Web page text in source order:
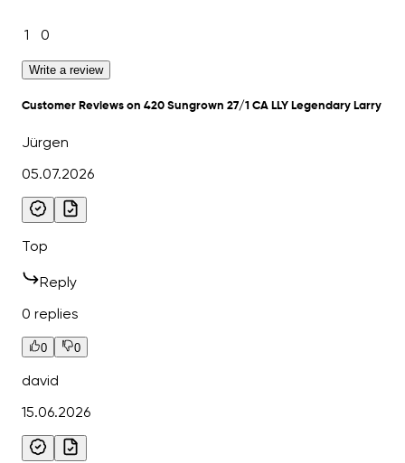
1 0
Write a review
Customer Reviews on 420 Sungrown 27/1 CA LLY Legendary Larry
Jürgen
05.07.2026
Top
Reply
0 replies
0 0
david
15.06.2026